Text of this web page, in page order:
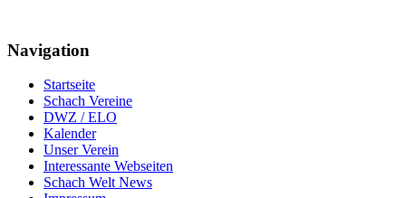
Navigation
Startseite
Schach Vereine
DWZ / ELO
Kalender
Unser Verein
Interessante Webseiten
Schach Welt News